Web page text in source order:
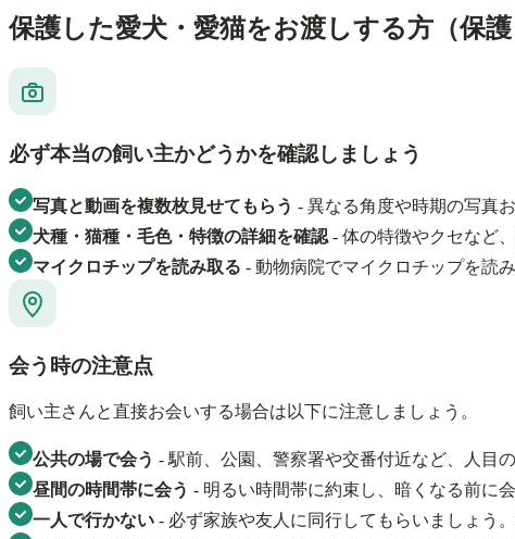
保護した愛犬・愛猫をお渡しする方（保護
必ず本当の飼い主かどうかを確認しましょう
写真と動画を複数枚見せてもらう - 異なる角度や時期の写真
犬種・猫種・毛色・特徴の詳細を確認 - 体の特徴やクセなど
マイクロチップを読み取る - 動物病院でマイクロチップを読
会う時の注意点
飼い主さんと直接お会いする場合は以下に注意しましょう。
公共の場で会う - 駅前、公園、警察署や交番付近など、人目
昼間の時間帯に会う - 明るい時間帯に約束し、暗くなる前に
一人で行かない - 必ず家族や友人に同行してもらいましょう